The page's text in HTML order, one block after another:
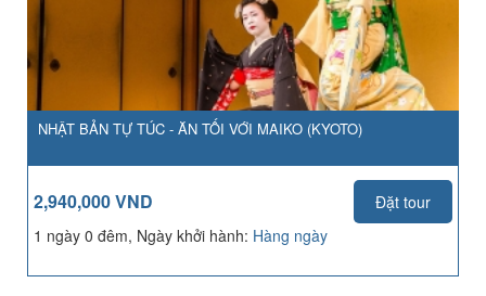
NHẬT BẢN TỰ TÚC - ĂN TỐI VỚI MAIKO (KYOTO)
2,940,000 VND
Đặt tour
1 ngày 0 đêm, Ngày khởi hành: Hàng ngày